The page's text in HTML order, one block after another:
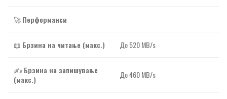
🚀Перформанси
📖 Брзина на читање (макс.) До 520 MB/s
✍️ Брзина на запишување
(макс.)
До 460 MB/s